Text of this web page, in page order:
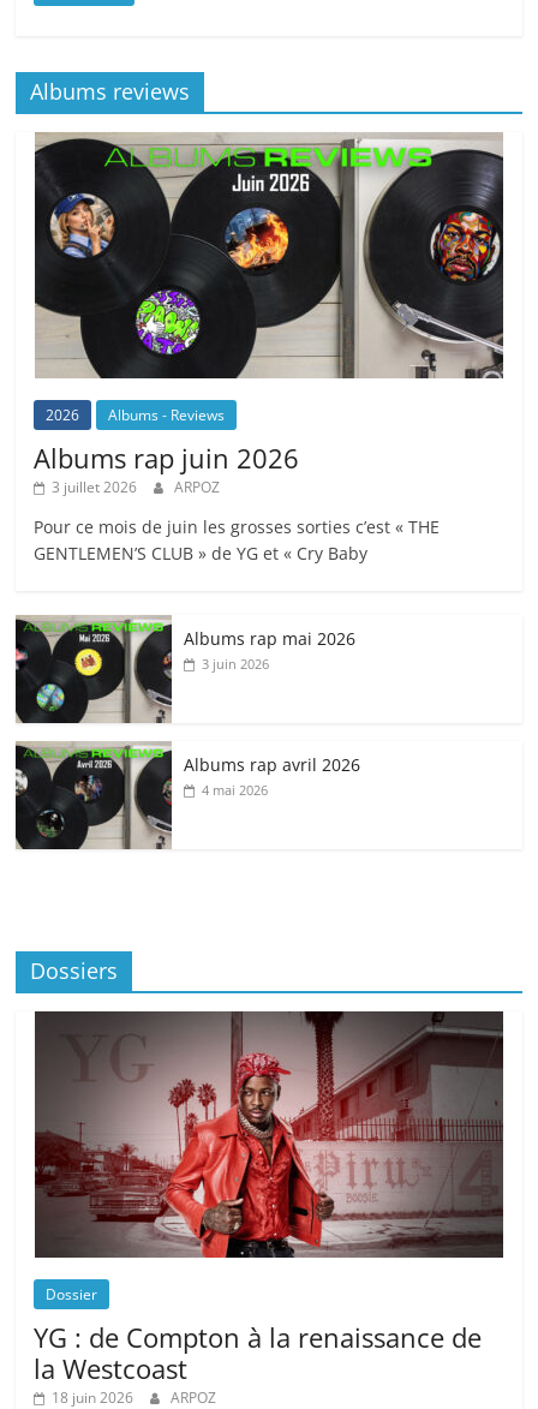
Albums reviews
2026 Albums - Reviews
Albums rap juin 2026
3 juillet 2026 ARPOZ
Pour ce mois de juin les grosses sorties c’est « THE
GENTLEMEN’S CLUB » de YG et « Cry Baby
Albums rap mai 2026
3 juin 2026
Albums rap avril 2026
4 mai 2026
Dossiers
Dossier
YG : de Compton à la renaissance de
la Westcoast
18 juin 2026 ARPOZ